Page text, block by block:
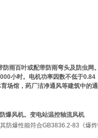
雨百叶或配带防雨弯头及防虫网
小时。 电机功率因数不低于0.84
场馆，药厂洁净通风等建筑中的
爆风机。 变电站温控轴流风机
防爆性能符合GB3836.2-83《爆